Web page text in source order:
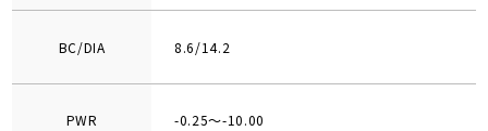
BC/DIA 8.6/14.2
PWR -0.25～-10.00